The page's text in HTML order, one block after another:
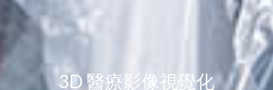
3D 醫療影像視覺化